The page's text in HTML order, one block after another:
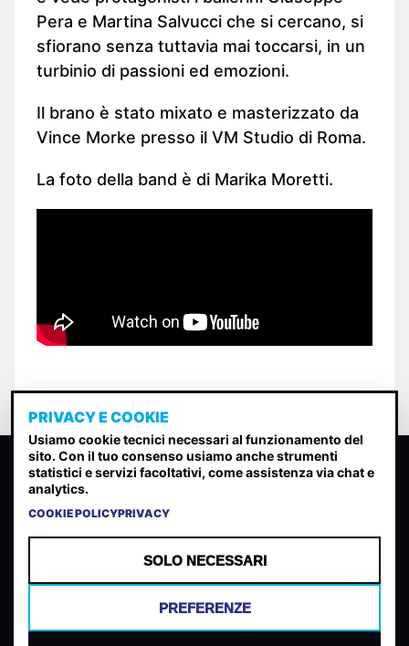
Pera e Martina Salvucci che si cercano, si
sfiorano senza tuttavia mai toccarsi, in un
turbinio di passioni ed emozioni.
Il brano è stato mixato e masterizzato da
Vince Morke presso il VM Studio di Roma.
La foto della band è di Marika Moretti.
CLASSIFICA INDIE
Classifica per indice di gradimento generata dall analisi di
TERMINI E CONDIZIONI PRIVACY POLICY
COOKIES PREFERENZE COOKIES
PRIVACY E COOKIE
Usiamo cookie tecnici necessari al funzionamento del
sito. Con il tuo consenso usiamo anche strumenti
statistici e servizi facoltativi, come assistenza via chat e
analytics.
COOKIE POLICYPRIVACY
SOLO NECESSARI
PREFERENZE